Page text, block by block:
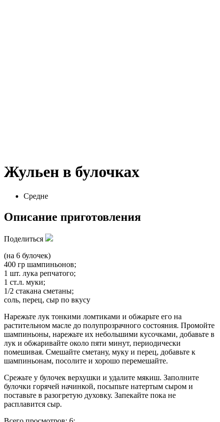
Жульен в булочках
Средне
Описание приготовления
Поделиться
(на 6 булочек)
400 гр шампиньонов;
1 шт. лука репчатого;
1 ст.л. муки;
1/2 стакана сметаны;
соль, перец, сыр по вкусу
Нарежьте лук тонкими ломтиками и обжарьте его на
растительном масле до полупрозрачного состояния. Промойте
шампиньоны, нарежьте их небольшими кусочками, добавьте в
лук и обжаривайте около пяти минут, периодически
помешивая. Смешайте сметану, муку и перец, добавьте к
шампиньонам, посолите и хорошо перемешайте.
Срежьте у булочек верхушки и удалите мякиш. Заполните
булочки горячей начинкой, посыпьте натертым сыром и
поставьте в разогретую духовку. Запекайте пока не
расплавится сыр.